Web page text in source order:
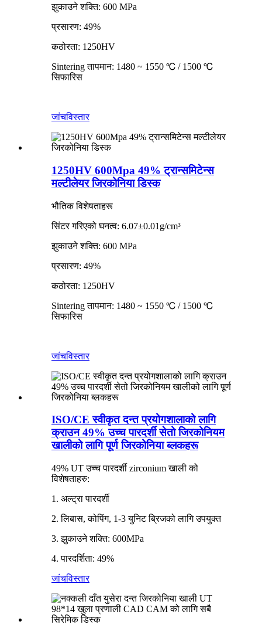
झुकाउने शक्ति: 600 MPa
प्रसारण: 49%
कठोरता: 1250HV
Sintering तापमान: 1480 ~ 1550 ℃ / 1500 ℃
सिफारिस
जांचविस्तार
1250HV 600Mpa 49% ट्रान्समिटेन्स
मल्टीलेयर जिरकोनिया डिस्क
भौतिक विशेषताहरू
सिंटर गरिएको घनत्व: 6.07±0.01g/cm³
झुकाउने शक्ति: 600 MPa
प्रसारण: 49%
कठोरता: 1250HV
Sintering तापमान: 1480 ~ 1550 ℃ / 1500 ℃
सिफारिस
जांचविस्तार
ISO/CE स्वीकृत दन्त प्रयोगशालाको लागि
क्राउन 49% उच्च पारदर्शी सेतो जिरकोनियम
खालीको लागि पूर्ण जिरकोनिया ब्लकहरू
49% UT उच्च पारदर्शी zirconium खाली को
विशेषताहरु:
1. अल्ट्रा पारदर्शी
2. लिबास, कोपिंग, 1-3 युनिट ब्रिजको लागि उपयुक्त
3. झुकाउने शक्ति: 600MPa
4. पारदर्शिता: 49%
जांचविस्तार